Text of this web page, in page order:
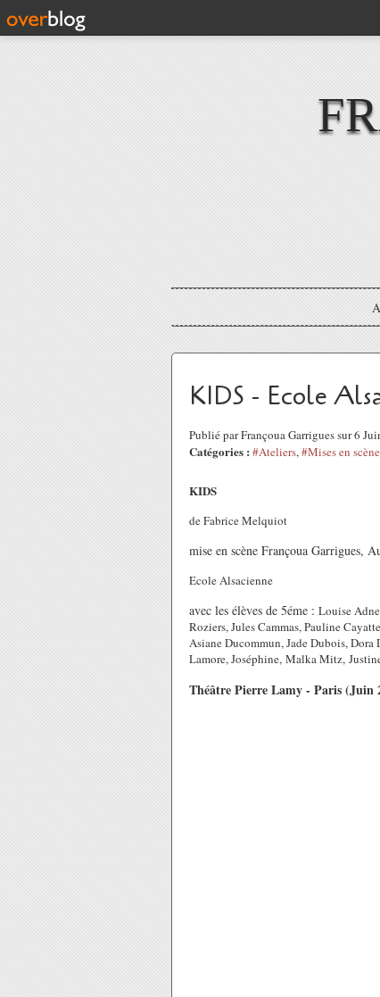
KIDS - Ecole
Publié par Françoua Garrigues sur 6
Catégories : #Ateliers,#Mises en scène
KIDS
de Fabrice Melquiot
mise en scène Françoua Garrigues,
Ecole Alsacienne
avec les élèves de 5éme : Louise
Roziers, Jules Cammas, Pauline
Asiane Ducommun, Jade Dubois,
Lamore,Joséphine, Malka Mitz,
Théâtre Pierre Lamy - Paris (Juin